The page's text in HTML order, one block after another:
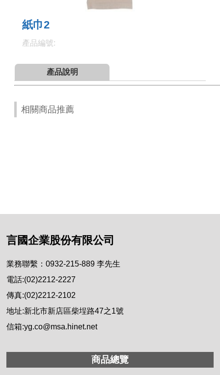
紙巾2
產品編號:
產品說明
相關商品推薦
言國企業股份有限公司
業務聯繫：0932-215-889 李先生
電話:(02)2212-2227
傳真:(02)2212-2102
地址:新北市新店區柴埕路47之1號
信箱:yg.co@msa.hinet.net
商品總覽